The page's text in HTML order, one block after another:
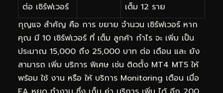
ต่อ เซิร์ฟเวอร์
เต็ม 12 ราย
กุญแจ สำคัญ คือ การ ขยาย จำนวน เซิร์ฟเวอร์ หาก
คุณ มี 10 เซิร์ฟเวอร์ ที่ เต็ม ลูกค้า กำไร จะ เพิ่ม เป็น
ประมาณ 15,000 ถึง 25,000 บาท ต่อ เดือน และ ยัง
สามารถ เพิ่ม บริการ พิเศษ เช่น ติดตั้ง MT4 MT5 ให้
พร้อม ใช้ งาน หรือ ให้ บริการ Monitoring เตือน เมื่อ